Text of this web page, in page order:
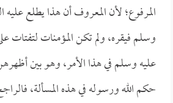
المرفوع؛ لأن المعروف أن هذا يطلع عليه
وسلم فيقره، ولم تكن المؤمنات لتفتات
عليه وسلم في هذا الأمر، وهو بين
حكم الله ورسوله في هذه المسألة،